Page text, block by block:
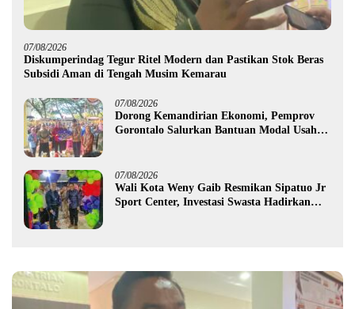
07/08/2026
Diskumperindag Tegur Ritel Modern dan Pastikan Stok Beras
Subsidi Aman di Tengah Musim Kemarau
07/08/2026
Dorong Kemandirian Ekonomi, Pemprov
Gorontalo Salurkan Bantuan Modal Usaha
07/08/2026
Wali Kota Weny Gaib Resmikan Sipatuo Jr
Sport Center, Investasi Swasta Hadirkan